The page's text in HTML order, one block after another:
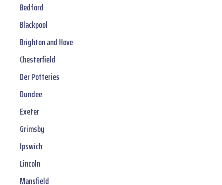
Bedford
Blackpool
Brighton and Hove
Chesterfield
Der Potteries
Dundee
Exeter
Grimsby
Ipswich
Lincoln
Mansfield